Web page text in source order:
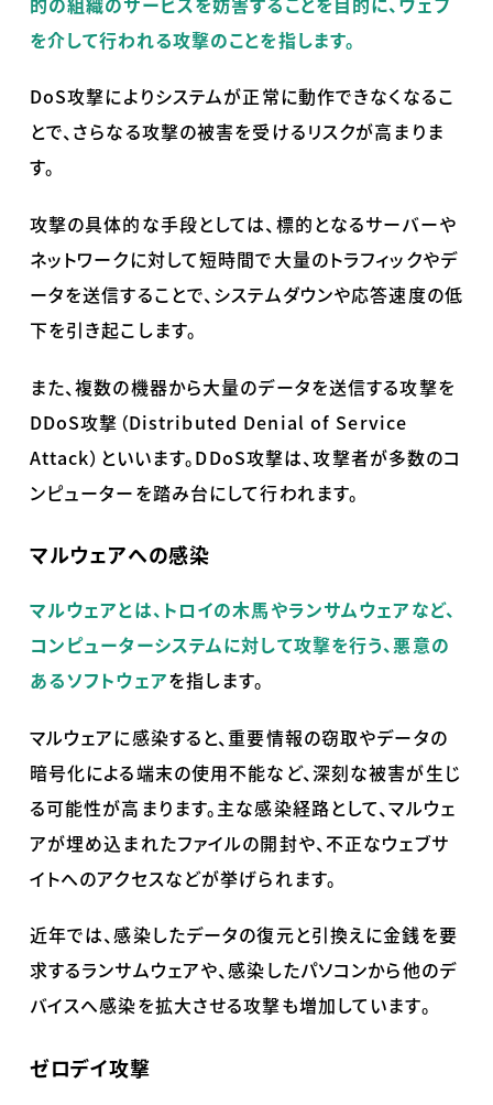
を介して行われる攻撃のことを指します。
DoS攻撃によりシステムが正常に動作できなくなるこ
とで、さらなる攻撃の被害を受けるリスクが高まりま
す。
攻撃の具体的な手段としては、標的となるサーバーや
ネットワークに対して短時間で大量のトラフィックやデ
ータを送信することで、システムダウンや応答速度の低
下を引き起こします。
また、複数の機器から大量のデータを送信する攻撃を
DDoS攻撃（Distributed Denial of Service
Attack）といいます。DDoS攻撃は、攻撃者が多数のコ
ンピューターを踏み台にして行われます。
マルウェアへの感染
マルウェアとは、 トロイの木馬やランサムウェアなど、
コンピューターシステムに対して攻撃を行う、悪意の
あるソフトウェアを指します。
マルウェアに感染すると、重要情報の窃取やデータの
暗号化による端末の使用不能など、深刻な被害が生じ
る可能性が高まります。主な感染経路として、マルウェ
アが埋め込まれたファイルの開封や、不正なウェブサ
イトへのアクセスなどが挙げられます。
近年では、感染したデータの復元と引換えに金銭を要
求するランサムウェアや、感染したパソコンから他のデ
バイスへ感染を拡大させる攻撃も増加しています。
ゼロデイ攻撃